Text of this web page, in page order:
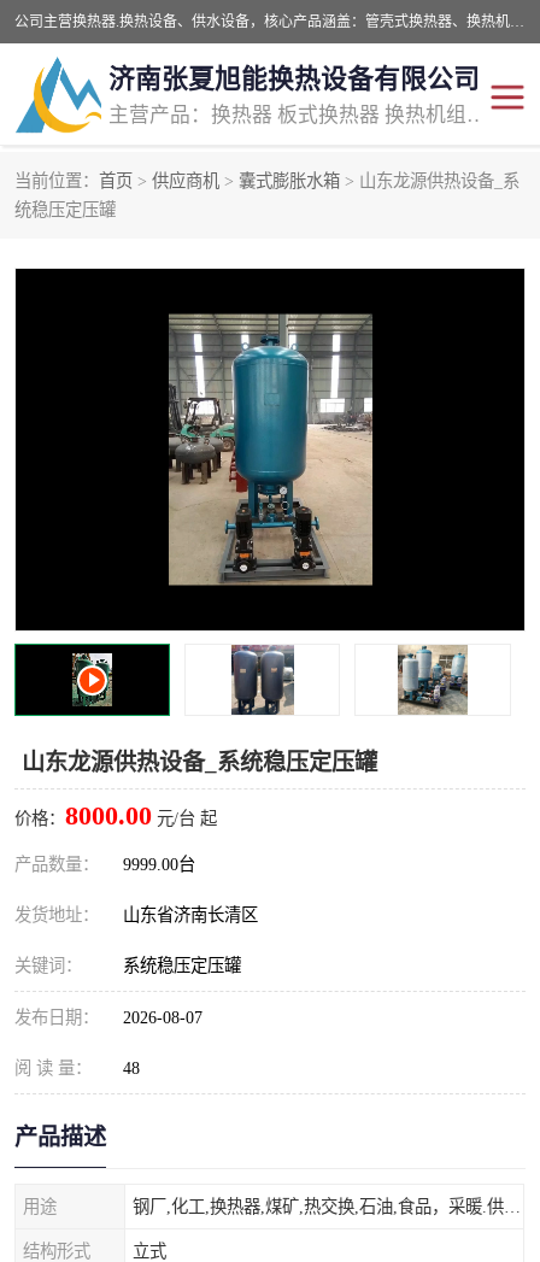
公司主营换热器.换热设备、供水设备，核心产品涵盖：管壳式换热器、换热机组、不锈钢组合式水箱、水处理设备等，提供非标设备集生产、销售、安装一体化服务，可满足全国酒店、学校、医院、商业综合体、工业项目等多场景换热与供水需求。
济南张夏旭能换热设备有限公司
主营产品：换热器 板式换热器 换热机组 供水设备 水处理设备
当前位置： 首页 > 供应商机 > 囊式膨胀水箱 > 山东龙源供热设备_系
统稳压定压罐
山东龙源供热设备_系统稳压定压罐
价格： 8000.00 元/台 起
产品数量： 9999.00台
发货地址： 山东省济南长清区
关键词： 系统稳压定压罐
发布日期： 2026-08-07
阅 读 量： 48
产品描述
用途
结构形式 立式
管壳式换热器
汽水换热机组 板式换热设备
定压补水装置
水处理器设备
锅炉辅机设备